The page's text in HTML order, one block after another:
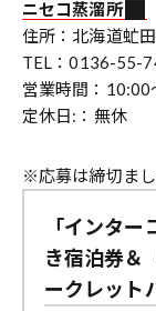
ニセコ蒸溜所
住所：北海道虻
TEL：0136-55-
営業時間：10:00
定休日:：無休
※応募は締切ま
「インタ
き宿泊券＆
ークレット